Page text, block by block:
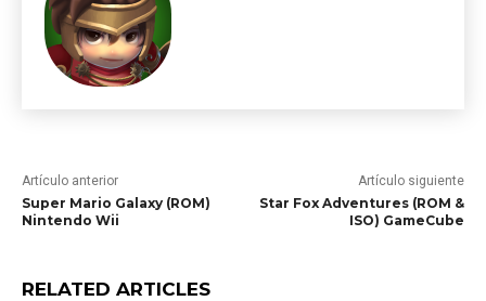
Artículo anterior
Super Mario Galaxy (ROM)
Nintendo Wii
Artículo siguiente
Star Fox Adventures (ROM &
ISO) GameCube
RELATED ARTICLES